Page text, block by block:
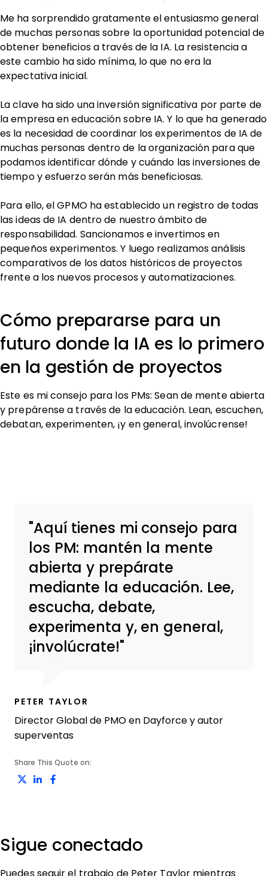
Me ha sorprendido gratamente el entusiasmo general
de muchas personas sobre la oportunidad potencial de
obtener beneficios a través de la IA. La resistencia a
este cambio ha sido mínima, lo que no era la
expectativa inicial.
La clave ha sido una inversión significativa por parte de
la empresa en educación sobre IA. Y lo que ha generado
es la necesidad de coordinar los experimentos de IA de
muchas personas dentro de la organización para que
podamos identificar dónde y cuándo las inversiones de
tiempo y esfuerzo serán más beneficiosas.
Para ello, el GPMO ha establecido un registro de todas
las ideas de IA dentro de nuestro ámbito de
responsabilidad. Sancionamos e invertimos en
pequeños experimentos. Y luego realizamos análisis
comparativos de los datos históricos de proyectos
frente a los nuevos procesos y automatizaciones.
Cómo prepararse para un
futuro donde la IA es lo primero
en la gestión de proyectos
Este es mi consejo para los PMs: Sean de mente abierta
y prepárense a través de la educación. Lean, escuchen,
debatan, experimenten, ¡y en general, involúcrense!
Aquí tienes mi consejo para
los PM: mantén la mente
abierta y prepárate
mediante la educación. Lee,
escucha, debate,
experimenta y, en general,
¡involúcrate!
Share This Quote on:
Share on Twitter
Share on LinkedIn
PETER TAYLOR
Director Global de PMO en Dayforce y autor
superventas
Sigue conectado
Puedes seguir el trabajo de Peter Taylor mientras